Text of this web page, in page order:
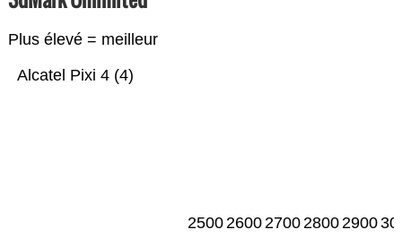
Plus élevé = meilleur
Alcatel Pixi 4 (4)
25002600270028002900